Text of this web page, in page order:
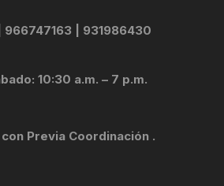
966747163 | 931986430
10:30 a.m. – 7 p.m.
Previa Coordinación .